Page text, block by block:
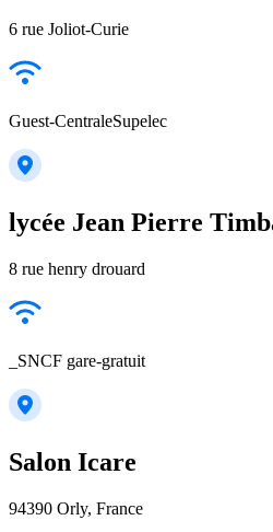
6 rue Joliot-Curie
Guest-CentraleSupelec
lycée Jean Pierre
8 rue henry drouard
_SNCF gare-gratuit
Salon Icare
94390 Orly, France